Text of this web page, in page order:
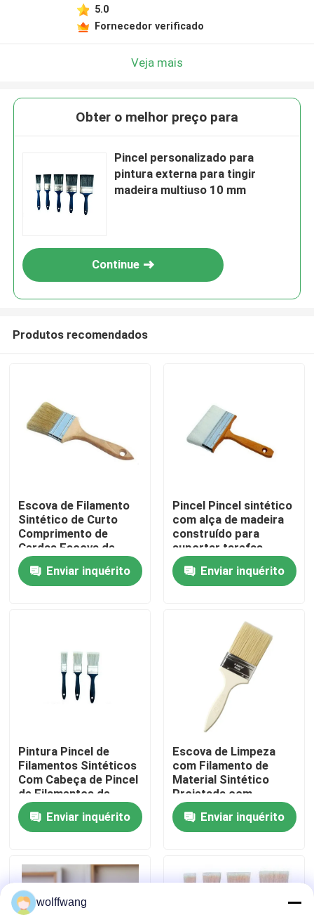
Casa
Produtos
Controle de Qualidade
notícias
Todos os casos
Pincel para Casa
Pincel de Filamento Sintético
5.0
Fornecedor verificado
Veja mais
Obter o melhor preço para
Pincel personalizado para
pintura externa para tingir
madeira multiuso 10 mm
Continue
Produtos recomendados
Escova de Filamento
Sintético de Curto
Comprimento de
Cerdas Escova de
Filamento Oco de
Poliéster Ideal para
Aplicações de
Enviar inquérito
Pincel Pincel sintético
com alça de madeira
construído para
suportar tarefas
rigorosas de limpeza e
manutenção
Enviar inquérito
Pintura Pincel de
Filamentos Sintéticos
Com Cabeça de Pincel
de Filamentos de
Poliéster Oculta e Cor
Branca Brilhante
Projetado para
Tinta
Enviar inquérito
Escova de Limpeza
com Filamento de
Material Sintético
Projetada com
Cabeça de Escova de
Filamento de Poliéster
Oco Garantindo a
Enviar inquérito
wolffwang